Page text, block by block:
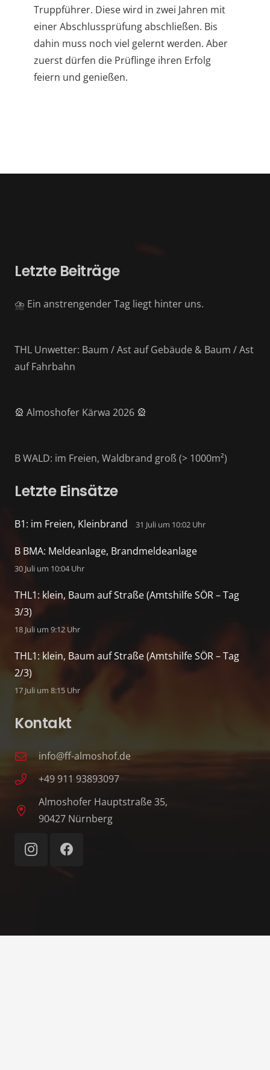
Truppführer. Diese wird in zwei Jahren mit
einer Abschlussprüfung abschließen. Bis
dahin muss noch viel gelernt werden. Aber
zuerst dürfen die Prüflinge ihren Erfolg
feiern und genießen.
Letzte Beiträge
⛈️ Ein anstrengender Tag liegt hinter uns.
THL Unwetter: Baum / Ast auf Gebäude & Baum / Ast
auf Fahrbahn
🎡 Almoshofer Kärwa 2026 🎡
B WALD: im Freien, Waldbrand groß (> 1000m²)
Letzte Einsätze
B1: im Freien, Kleinbrand 31 Juli um 10:02 Uhr
B BMA: Meldeanlage, Brandmeldeanlage
30 Juli um 10:04 Uhr
THL1: klein, Baum auf Straße (Amtshilfe SÖR – Tag
3/3)
18 Juli um 9:12 Uhr
THL1: klein, Baum auf Straße (Amtshilfe SÖR – Tag
2/3)
17 Juli um 8:15 Uhr
Kontakt
info@ff-almoshof.de
+49 911 93893097
Almoshofer Hauptstraße 35,
90427 Nürnberg